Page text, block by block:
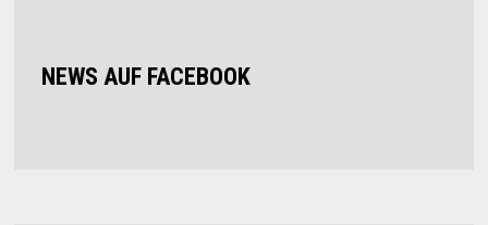
NEWS AUF FACEBOOK